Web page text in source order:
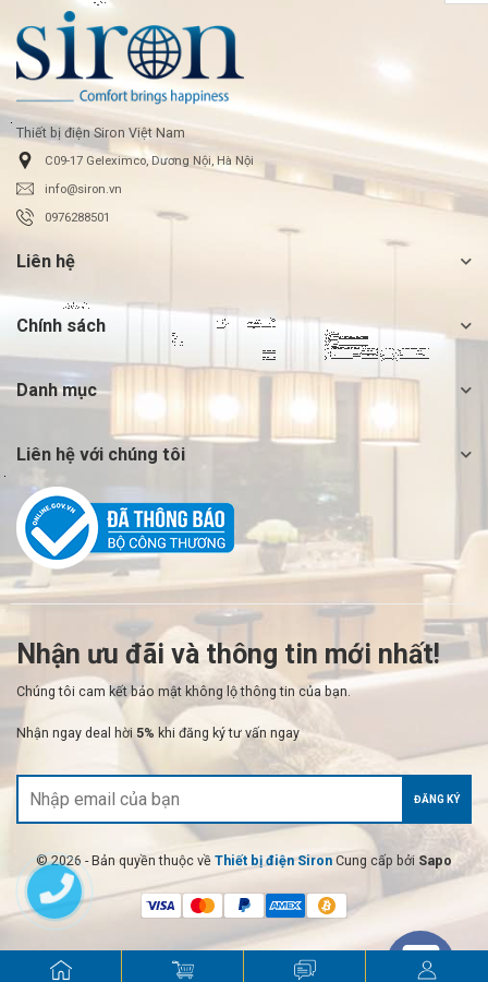
Thiết bị điện Siron Việt Nam
C09-17 Geleximco, Dương Nội, Hà Nội
info@siron.vn
0976288501
Liên hệ
Chính sách
Danh mục
Liên hệ với chúng tôi
Nhận ưu đãi và thông tin mới nhất!
Chúng tôi cam kết bảo mật không lộ thông tin của bạn.
Nhận ngay deal hời 5% khi đăng ký tư vấn ngay
ĐĂNG KÝ
© 2026 - Bản quyền thuộc về Thiết bị điện Siron Cung cấp bởi Sapo